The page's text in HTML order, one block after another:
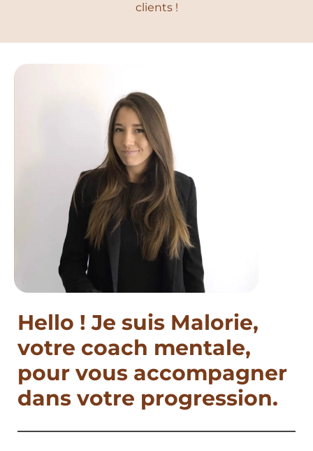
clients !
Hello ! Je suis Malorie,
votre coach mentale,
pour vous accompagner
dans votre progression.